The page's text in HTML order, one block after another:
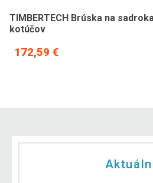
TIMBERTECH Brúska na
kotúčov
172,59 €